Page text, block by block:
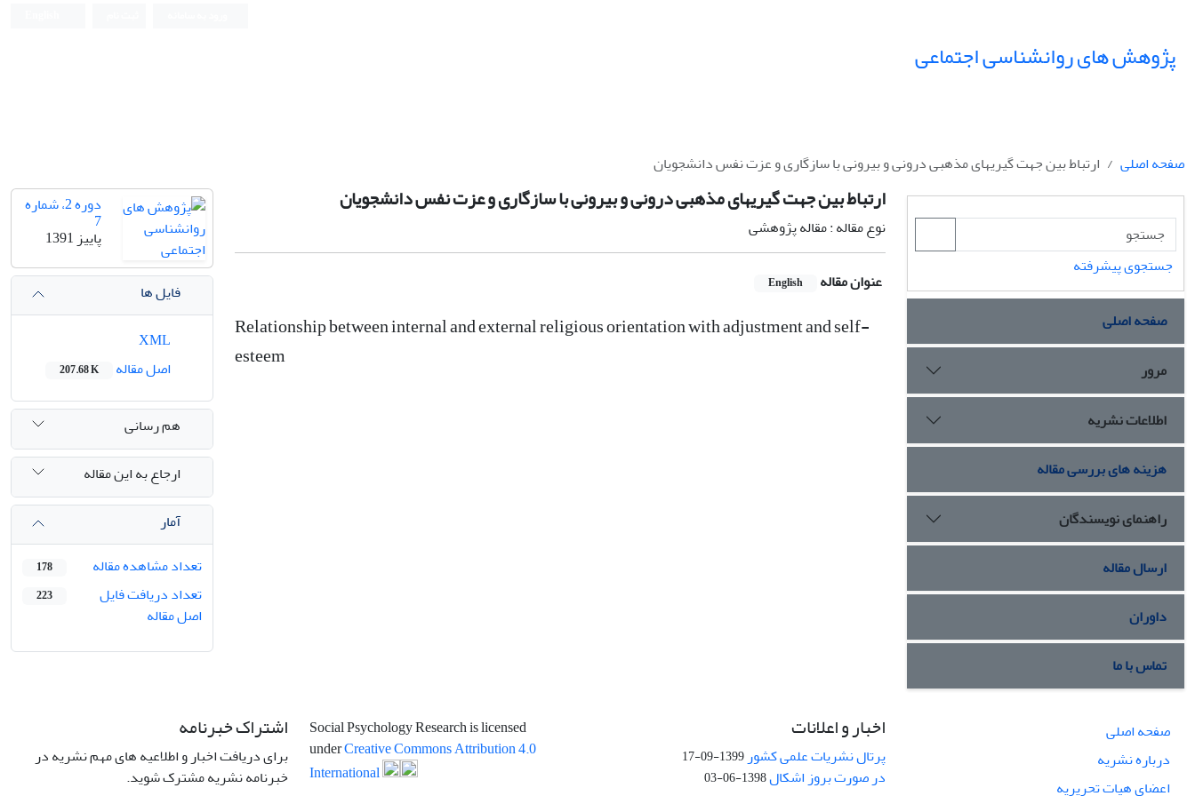
پژوهش های روانشناسی اجتماعی
صفحه اصلی ارتباط بین جهت گیریهای مذهبی درونی و بیرونی با سازگاری و عزت نفس دانشجویان
ارتباط بین جهت گیریهای مذهبی درونی و بیرونی با سازگاری و عزت نفس دانشجویان
نوع مقاله : مقاله پژوهشی
عنوان مقاله English
Relationship between internal and external religious orientation with adjustment and self-
esteem
دوره 2، شماره
7
پاییز 1391
فایل ها
اصل مقاله
207.68 K
هم رسانی
ارجاع به این مقاله
آمار
تعداد مشاهده مقاله
178
تعداد دریافت فایل
اصل مقاله
223
جستجوی پیشرفته
صفحه اصلی
مرور
اطلاعات نشریه
هزینه های بررسی مقاله
راهنمای نویسندگان
ارسال مقاله
داوران
تماس با ما
صفحه اصلی
درباره نشریه
اعضای هیات تحریریه
اخبار و اعلانات
پرتال نشریات علمی کشور1399-09-17
در صورت بروز اشکال1398-06-03
Social Psychology Research is licensed
underCreative Commons Attribution 4.0
International
اشتراک خبرنامه
برای دریافت اخبار و اطلاعیه های مهم نشریه در
خبرنامه نشریه مشترک شوید.